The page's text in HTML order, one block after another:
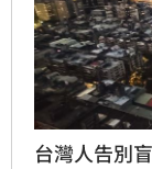
台灣人告別